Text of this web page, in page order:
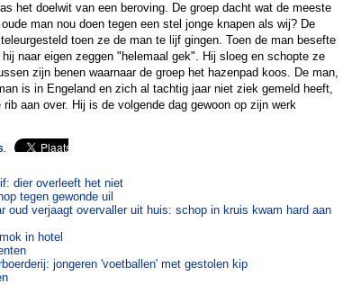
het doelwit van een beroving. De groep dacht wat de meeste
man nou doen tegen een stel jonge knapen als wij? De
toen ze de man te lijf gingen. Toen de man besefte
naar eigen zeggen "helemaal gek". Hij sloeg en schopte ze
zijn benen waarnaar de groep het hazenpad koos. De man,
is in Engeland en zich al tachtig jaar niet ziek gemeld heeft,
rib aan over. Hij is de volgende dag gewoon op zijn werk
dier overleeft het niet
tegen gewonde uil
oud verjaagt overvaller uit huis: schop in kruis kwam hard aan
in hotel
jongeren 'voetballen' met gestolen kip